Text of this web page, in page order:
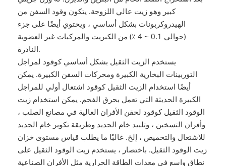
كبير وهو زيت عالي اللزوجة. يتكون وقود السفن من
الهيدروكربونات بشكل أساسي ، ويحتوي أيضًا على جزء
(حوالي 0.1 ~ 4 ٪) من الكبريت والمركبات غير العضوية
النادرة.
يستخدم الزيت الثقيل بشكل أساسي كوقود لمراجل
التوربينات البخارية الكبيرة ومحركات السفن الكبيرة. يمكن
أيضًا استخدام الزيت الثقيل كوقود اشتعال أولي للمراجل
الكبيرة الحديثة التي تعمل بحرق الفحم. يمكن استخدام زيت
الوقود الثقيل كوقود لحقن الأفران العالية في مصانع الصلب ،
وأفران التسخين ، وتلبيد خام الحديد وطريقة تكوير خام الحديد
للاشتعال والتحميص ، إلخ. غالبًا ما يطلب قياس مستوى خزان
زيت الوقود الثقيل. باختصار ، يستخدم زيت الوقود الثقيل على
نطاق واسع في معدات الطاقة الحرارية مثل الأفران الصناعية